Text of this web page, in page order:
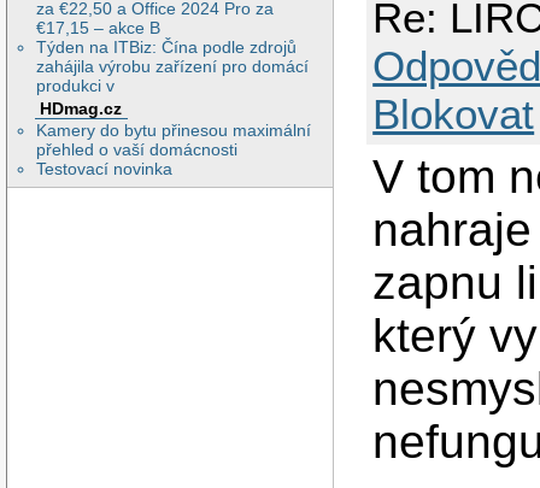
za €22,50 a Office 2024 Pro za
€17,15 – akce B
Týden na ITBiz: Čína podle zdrojů
zahájila výrobu zařízení pro domácí
produkci v
HDmag.cz
Kamery do bytu přinesou maximální
přehled o vaší domácnosti
Testovací novinka
Re:
Blokovat
V tom
zapnu
který